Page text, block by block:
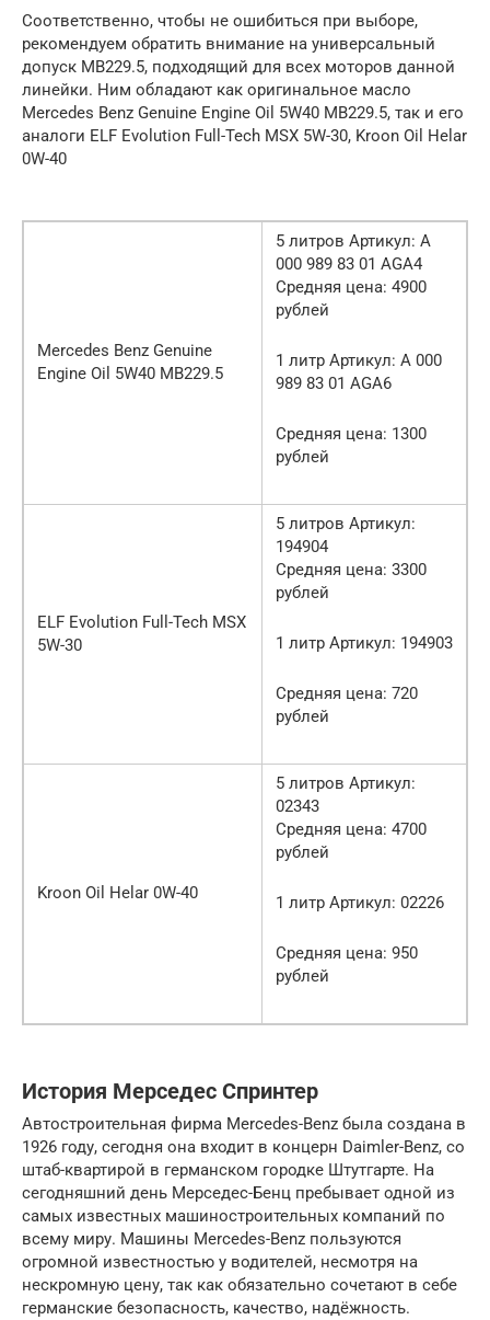
Соответственно, чтобы не ошибиться при выборе,
рекомендуем обратить внимание на универсальный
допуск MB229.5, подходящий для всех моторов данной
линейки. Ним обладают как оригинальное масло
Mercedes Benz Genuine Engine Oil 5W40 MB229.5, так и его
аналоги ELF Evolution Full-Tech MSX 5W-30, Kroon Oil Helar
0W-40
Mercedes Benz Genuine
Engine Oil 5W40 MB229.5
5 литров Артикул: A
000 989 83 01 AGA4
Средняя цена: 4900
рублей
1 литр Артикул: A 000
989 83 01 AGA6
Средняя цена: 1300
рублей
ELF Evolution Full-Tech MSX
5W-30
5 литров Артикул:
194904
Средняя цена: 3300
рублей
1 литр Артикул: 194903
Средняя цена: 720
рублей
Kroon Oil Helar 0W-40
5 литров Артикул:
02343
Средняя цена: 4700
рублей
1 литр Артикул: 02226
Средняя цена: 950
рублей
История Мерседес Спринтер
Автостроительная фирма Mercedes-Benz была создана в
1926 году, сегодня она входит в концерн Daimler-Benz, со
штаб-квартирой в германском городке Штутгарте. На
сегодняшний день Мерседес-Бенц пребывает одной из
самых известных машиностроительных компаний по
всему миру. Машины Mercedes-Benz пользуются
огромной известностью у водителей, несмотря на
нескромную цену, так как обязательно сочетают в себе
германские безопасность, качество, надёжность.